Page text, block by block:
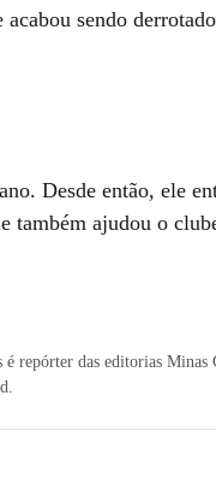
sendo
Desde então, ele
também ajudou o
repórter das editorias